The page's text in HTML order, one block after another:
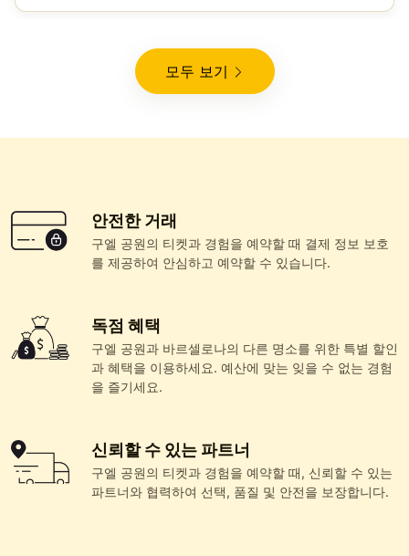
모두 보기
안전한 거래
구엘 공원의 티켓과 경험을 예약할 때 결제 정보 보호
를 제공하여 안심하고 예약할 수 있습니다.
독점 혜택
구엘 공원과 바르셀로나의 다른 명소를 위한 특별 할인
과 혜택을 이용하세요. 예산에 맞는 잊을 수 없는 경험
을 즐기세요.
신뢰할 수 있는 파트너
구엘 공원의 티켓과 경험을 예약할 때, 신뢰할 수 있는
파트너와 협력하여 선택, 품질 및 안전을 보장합니다.